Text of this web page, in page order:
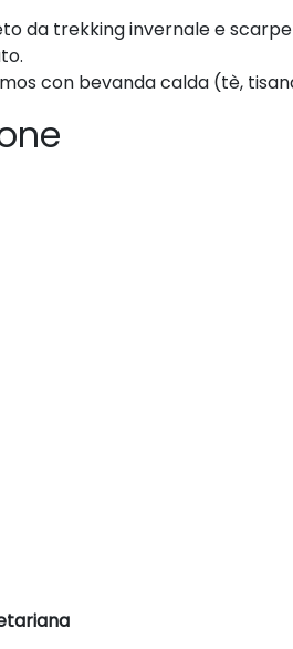
da trekking invernale e
con bevanda calda (tè,